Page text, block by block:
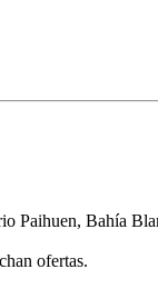
Paihuen, Bahía
ofertas.